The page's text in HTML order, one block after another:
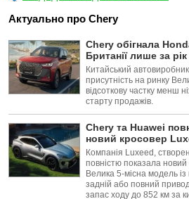
Актуально про Chery
Chery обігнала
Британії лише за
Китайський
присутність на ринку
відсоткову частку менш
старту продажів.
Chery та Huawei
новий кросовер
Компанія Luxeed,
повністю показала
Велика 5-місна модель
задній або повний
запас ходу до 852 км за